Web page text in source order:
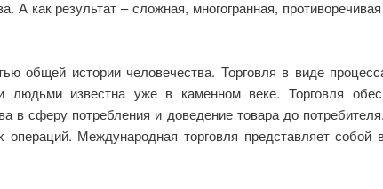
А как результат – сложная, многогранная,
общей истории человечества. Торговля в виде
известна уже в каменном веке. Торговля
в сферу потребления и доведение товара до
операций. Международная торговля представляет